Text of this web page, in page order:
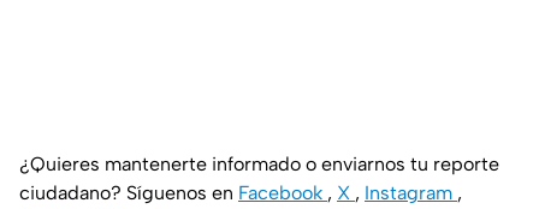
¿Quieres mantenerte informado o enviarnos tu reporte
ciudadano? Síguenos en Facebook , X , Instagram ,